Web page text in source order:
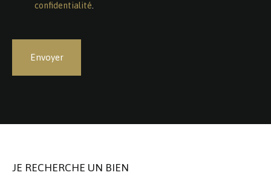
confidentialité.
Envoyer
JE RECHERCHE UN BIEN